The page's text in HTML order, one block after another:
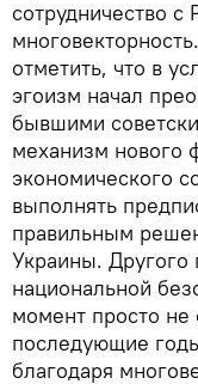
сотрудничество
отметить, что в
эгоизм начал
бывшими
механизм нового
экономического
выполнять
правильным
Украины. Другого
национальной
момент просто не
последующие
благодаря